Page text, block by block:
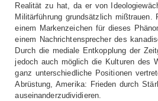
Realität zu hat, da er von
Militärführung grundsätzlich
einem Markenzeichen für dieses
einem Nachrichtensprecher des
Durch die mediale Entkopplung der
jedoch auch möglich die Kulturen des
ganz unterschiedliche Positionen
Abrüstung, Amerika: Frieden durch
auseinanderzudividieren.